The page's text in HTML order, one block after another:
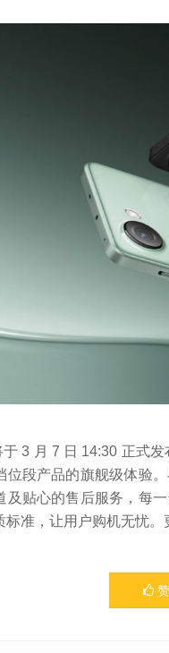
3 月 7 日 14:30 正式
位段产品的旗舰级体验
及贴心的售后服务，每
标准，让用户购机无忧。
赞